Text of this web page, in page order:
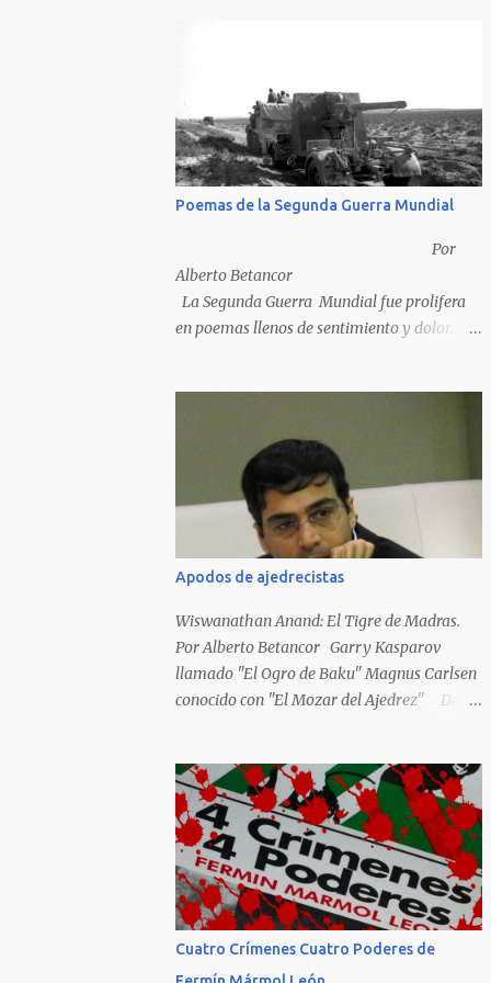
Poemas de la Segunda Guerra Mundial
Por
Alberto Betancor
La Segunda Guerra Mundial fue prolifera
en poemas llenos de sentimiento y dolor.
en muchos casos destruidos por las llamas
del fuego como sucedió con los generales y
poetas japoneses Masaharu Homma y
Hideky Tojo. Mejor suerte no corrieron los
poetas alemanes, italianos o los franceses
que acariciaron la causa nacional socialista,
sus nombres con sus escritos de...
Apodos de ajedrecistas
Wiswanathan Anand: El Tigre de Madras.
Por Alberto Betancor Garry Kasparov
llamado "El Ogro de Baku" Magnus Carlsen
conocido con "El Mozar del Ajedrez" Desde
colocar apodos, motes, alias,sobrenombres,
seudónimos, apelativos y remoquetes. El
juego ciencia no escapa de esto y hemos
tenido una serie de apodos para las estrellas
del ajedrez, en algunos casos muy
originales. Aquí les dejo una breve lista con
algunos de los nombres de los más
Cuatro Crímenes Cuatro Poderes de